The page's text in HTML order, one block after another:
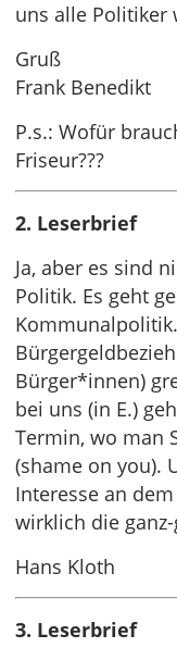
uns alle Politiker
Gruß
Frank Benedikt
P.s.: Wofür
Friseur???
2. Leserbrief
Ja, aber es sind
Politik. Es geht
Bürger*innen)
bei uns (in E.)
Termin, wo man
(shame on you).
Interesse an
wirklich die
Hans Kloth
3. Leserbrief